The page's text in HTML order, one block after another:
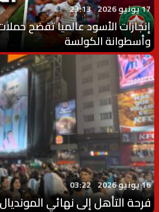
17 يونيو 2026 23:13
إنجازات الأسود عالميا تفضح
وأسطوانة الكولسة
16 يونيو 2026 03:22
فرحة التأهل إلى نهائي